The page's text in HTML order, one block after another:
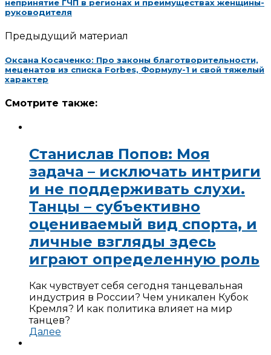
непринятие ГЧП в регионах и преимуществах женщины-
руководителя
Предыдущий материал
Оксана Косаченко: Про законы благотворительности,
меценатов из списка Forbes, Формулу-1 и свой тяжелый
характер
Смотрите также:
Станислав Попов: Моя
задача – исключать интриги
и не поддерживать слухи.
Танцы – субъективно
оцениваемый вид спорта, и
личные взгляды здесь
играют определенную роль
Как чувствует себя сегодня танцевальная
индустрия в России? Чем уникален Кубок
Кремля? И как политика влияет на мир
танцев?
Далее